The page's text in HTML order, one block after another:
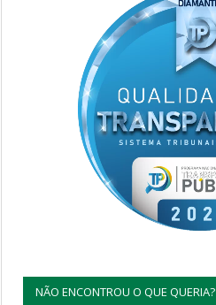
NÃO ENCONTROU O QUE QUERIA?